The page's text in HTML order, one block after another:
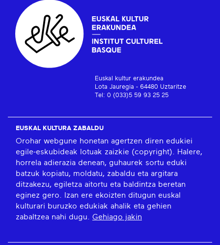
Euskal kultur erakundea
Lota Jauregia - 64480 Uztaritze
Tel: 0 (033)5 59 93 25 25
EUSKAL KULTURA ZABALDU
Orohar webgune honetan agertzen diren edukiei
egile-eskubideak lotuak zaizkie (copyright). Halere,
horrela adierazia denean, guhaurek sortu eduki
batzuk kopiatu, moldatu, zabaldu eta argitara
ditzakezu, egiletza aitortu eta baldintza beretan
eginez gero. Izan ere ekoizten ditugun euskal
kulturari buruzko edukiak ahalik eta gehien
zabaltzea nahi dugu. Gehiago jakin